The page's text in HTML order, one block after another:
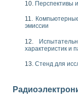
процессов
переходных
путем
и защиты
Перспективы
эмиссии
характеристик и
Стенд для